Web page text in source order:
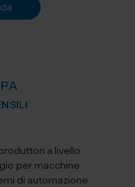
a livello
per macchine
di automazione